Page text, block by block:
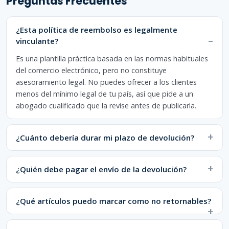
facilitaremos instrucciones y, cuando proceda,
una dirección de devolución. Por favor, no
envíes los artículos antes de contactarnos.
6. Costes de envío de la devolución
Eres responsable de pagar el coste del envío de
devolución. Los gastos de envío originales no
son reembolsables. Si devuelves un artículo
defectuoso, dañado o incorrecto, asumiremos el
coste del envío de devolución.
Una vez recibida e inspeccionada tu devolución,
te comunicaremos el resultado. Los reembolsos
aprobados se emiten a tu método de pago
algunos días hábiles adicionales en aparecer.
Con gusto cambiamos los artículos elegibles por
disponibilidad. Escríbenos a [correo de
¿Esta política de reembolso es legalmente
vinculante?
Es una plantilla práctica basada en las normas habituales
del comercio electrónico, pero no constituye
asesoramiento legal. No puedes ofrecer a los clientes
menos del mínimo legal de tu país, así que pide a un
abogado cualificado que la revise antes de publicarla.
¿Cuánto debería durar mi plazo de devolución?
¿Quién debe pagar el envío de la devolución?
¿Qué artículos puedo marcar como no retornables?